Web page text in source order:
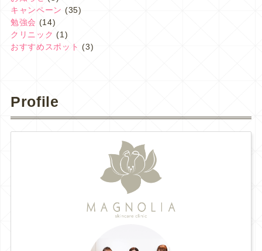
キャンペーン (35)
勉強会 (14)
クリニック (1)
おすすめスポット (3)
Profile